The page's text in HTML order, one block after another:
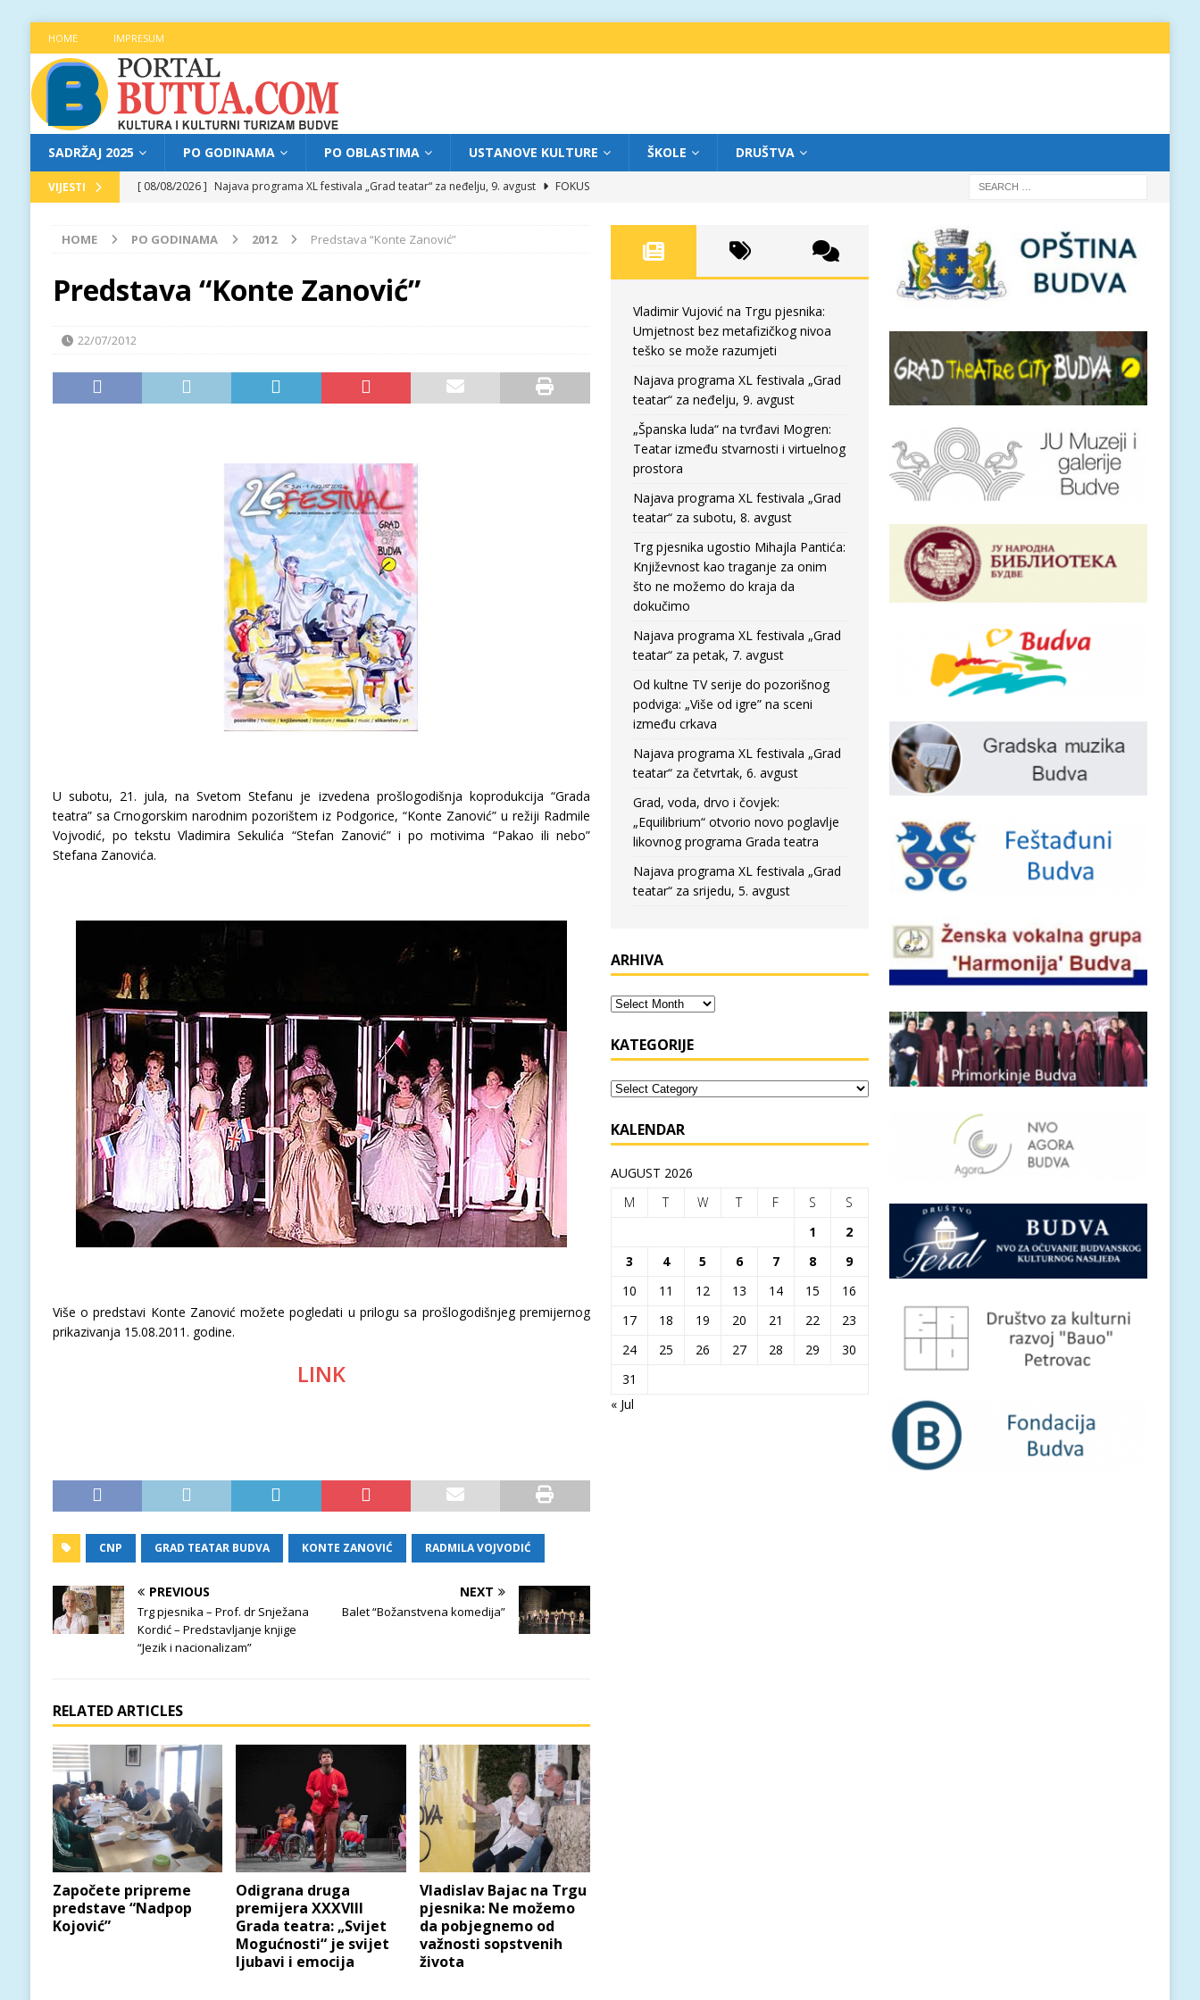
HOME IMPRESUM
SADRŽAJ 2025 PO GODINAMA PO OBLASTIMA USTANOVE KULTURE ŠKOLE DRUŠTVA
VIJESTI [ 08/08/2026 ] Najava programa XL festivala „Grad teatar“ za neđelju, 9. avgust
FOKUS
[ 07/08/2026 ] Najava programa XL festivala „Grad teatar“ za subotu, 8. avgust
[ 07/08/2026 ] Trg pjesnika ugostio Mihajla Pantića: Književnost kao traganje za onim što ne možemo do kraja da dokučimo
Vladimir Vujović na Trgu pjesnika: Umjetnost bez metafizičkog nivoa teško se može razumjeti FOKUS
HOME PO GODINAMA 2012 Predstava “Konte Zanović”
Predstava “Konte Zanović”
22/07/2012
U subotu, 21. jula, na Svetom Stefanu je izvedena prošlogodišnja koprodukcija “Grada
teatra” sa Crnogorskim narodnim pozorištem iz Podgorice, “Konte Zanović” u režiji Radmile
Vojvodić, po tekstu Vladimira Sekulića “Stefan Zanović” i po motivima “Pakao ili nebo”
Stefana Zanovića.
Više o predstavi Konte Zanović možete pogledati u prilogu sa prošlogodišnjeg premijernog
prikazivanja 15.08.2011. godine.
LINK
CNP GRAD TEATAR BUDVA KONTE ZANOVIĆ RADMILA VOJVODIĆ
PREVIOUS
Trg pjesnika – Prof. dr Snježana
Kordić – Predstavljanje knjige
“Jezik i nacionalizam”
NEXT
Balet “Božanstvena komedija”
RELATED ARTICLES
Započete pripreme
predstave “Nadpop
Kojović”
Odigrana druga
premijera XXXVIII
Grada teatra: „Svijet
Mogućnosti“ je svijet
ljubavi i emocija
Vladislav Bajac na Trgu
pjesnika: Ne možemo
da pobjegnemo od
važnosti sopstvenih
života
Vladimir Vujović na Trgu pjesnika:
Umjetnost bez metafizičkog nivoa
teško se može razumjeti
Najava programa XL festivala „Grad
teatar“ za neđelju, 9. avgust
„Španska luda“ na tvrđavi Mogren:
Teatar između stvarnosti i virtuelnog
prostora
Najava programa XL festivala „Grad
teatar“ za subotu, 8. avgust
Trg pjesnika ugostio Mihajla Pantića:
Književnost kao traganje za onim
što ne možemo do kraja da
dokučimo
Najava programa XL festivala „Grad
teatar“ za petak, 7. avgust
Od kultne TV serije do pozorišnog
podviga: „Više od igre” na sceni
između crkava
Najava programa XL festivala „Grad
teatar“ za četvrtak, 6. avgust
Grad, voda, drvo i čovjek:
„Equilibrium“ otvorio novo poglavlje
likovnog programa Grada teatra
Najava programa XL festivala „Grad
teatar“ za srijedu, 5. avgust
ARHIVA
KATEGORIJE
KALENDAR
AUGUST 2026
M
T W T F S
S
1
2
3
4 5 6 7 8
9
10
11 12 13 14 15
16
17
18 19 20 21 22
23
24
25 26 27 28 29
30
31
« Jul